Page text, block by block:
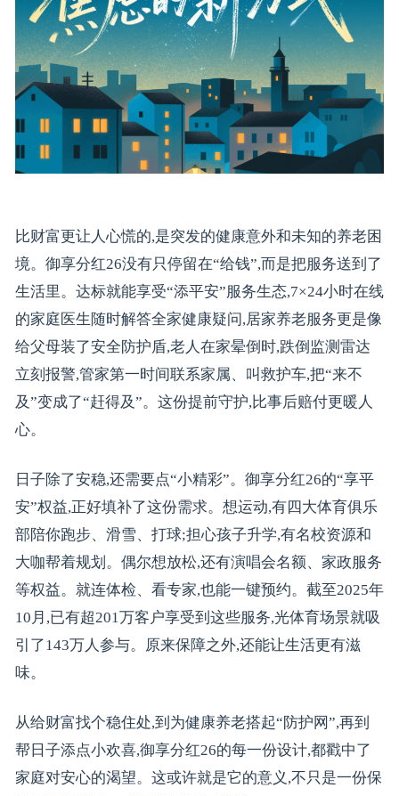
比财富更让人心慌的,是突发的健康意外和未知的养老困
境。御享分红26没有只停留在“给钱”,而是把服务送到了
生活里。达标就能享受“添平安”服务生态,7×24小时在线
的家庭医生随时解答全家健康疑问,居家养老服务更是像
给父母装了安全防护盾,老人在家晕倒时,跌倒监测雷达
立刻报警,管家第一时间联系家属、叫救护车,把“来不
及”变成了“赶得及”。这份提前守护,比事后赔付更暖人
心。
日子除了安稳,还需要点“小精彩”。御享分红26的“享平
安”权益,正好填补了这份需求。想运动,有四大体育俱乐
部陪你跑步、滑雪、打球;担心孩子升学,有名校资源和
大咖帮着规划。偶尔想放松,还有演唱会名额、家政服务
等权益。就连体检、看专家,也能一键预约。截至2025年
10月,已有超201万客户享受到这些服务,光体育场景就吸
引了143万人参与。原来保障之外,还能让生活更有滋
味。
从给财富找个稳住处,到为健康养老搭起“防护网”,再到
帮日子添点小欢喜,御享分红26的每一份设计,都戳中了
家庭对安心的渴望。这或许就是它的意义,不只是一份保